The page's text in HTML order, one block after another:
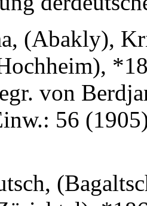
(Abakly),
von
56